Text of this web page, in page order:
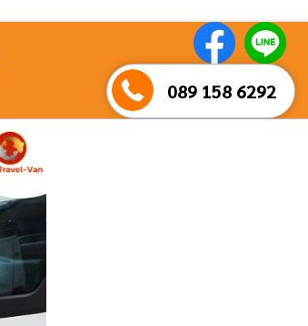
089 158 6292